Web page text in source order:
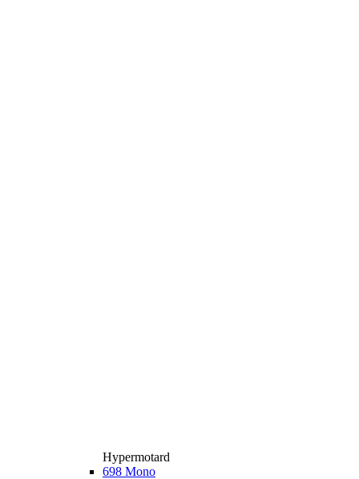
Hypermotard
698 Mono